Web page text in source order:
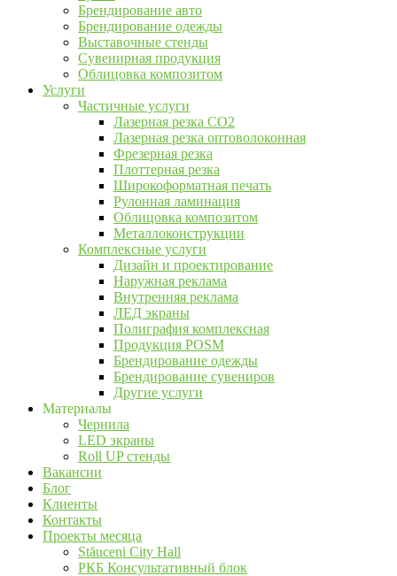
Брендирование авто
Брендирование одежды
Выставочные стенды
Сувенирная продукция
Облицовка композитом
Услуги
Частичные услуги
Лазерная резка CO2
Лазерная резка оптоволоконная
Фрезерная резка
Плоттерная резка
Широкоформатная печать
Рулонная ламинация
Облицовка композитом
Металлоконструкции
Комплексные услуги
Дизайн и проектирование
Наружная реклама
Внутренняя реклама
ЛЕД экраны
Полиграфия комплексная
Продукция POSM
Брендирование одежды
Брендирование сувениров
Другие услуги
Материалы
Чернила
LED экраны
Roll UP стенды
Вакансии
Блог
Клиенты
Контакты
Проекты месяца
Stăuceni City Hall
РКБ Консультативный блок